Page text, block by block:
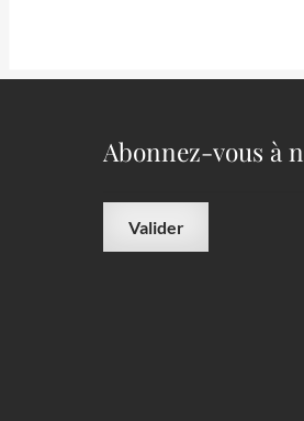
Abonnez-vous à